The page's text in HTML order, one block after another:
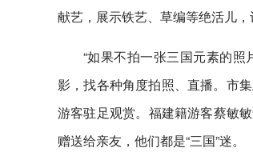
献艺，展示铁艺、草编等绝活儿
“如果不拍一张三国元素的
影，找各种角度拍照、直播。市
游客驻足观赏。福建籍游客蔡敏
赠送给亲友，他们都是“三国”迷。